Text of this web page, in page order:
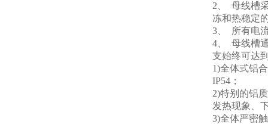
2、 母线槽
冻和热稳定
3、 所有电
4、 母线槽
支始终可达
1)全体式铝
IP54；
2)特别的铝
发热现象、
3)全体严密